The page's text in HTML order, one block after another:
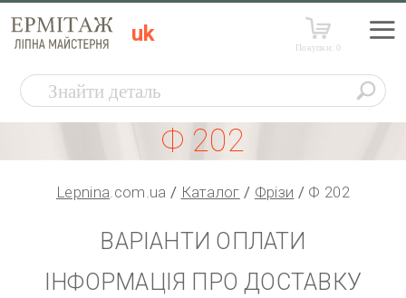
uk
Покупки:0
Ф 202
Lepnina.com.ua Каталог Фрізи Ф 202
ВАРІАНТИ ОПЛАТИ
ІНФОРМАЦІЯ ПРО ДОСТАВКУ